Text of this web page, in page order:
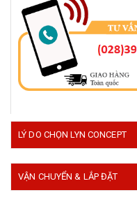
LÝ DO CHỌN LYN CONCEPT
VẬN CHUYỂN & LẮP ĐẶT